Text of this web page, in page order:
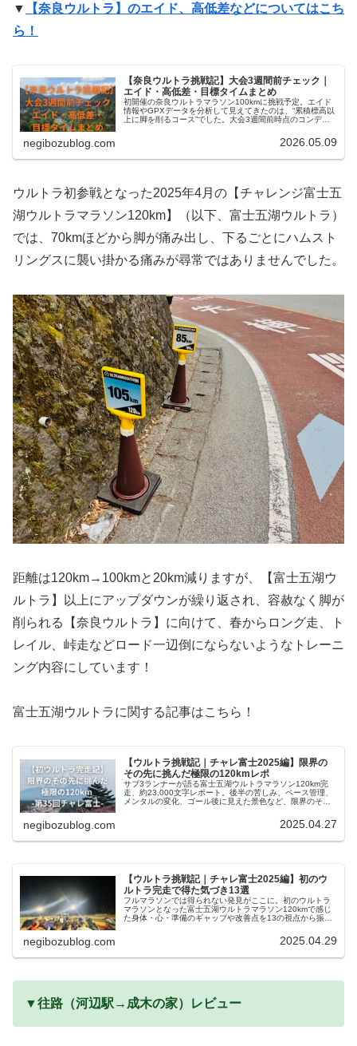
▼
【奈良ウルトラ】のエイド、高低差などについてはこち
ら！
【奈良ウルトラ挑戦記】大会3週間前チェック｜
エイド・高低差・目標タイムまとめ
初開催の奈良ウルトラマラソン100kmに挑戦予定。エイド
情報やGPXデータを分析して見えてきたのは、“累積標高以
上に脚を削るコース”でした。大会3週間前時点のコンディ
negibozublog.com 2026.05.09
ウルトラ初参戦となった2025年4月の【チャレンジ富士五
湖ウルトラマラソン120km】（以下、富士五湖ウルトラ）
では、70kmほどから脚が痛み出し、下るごとにハムスト
リングスに襲い掛かる痛みが尋常ではありませんでした。
距離は120km→100kmと20km減りますが、【富士五湖ウ
ルトラ】以上にアップダウンが繰り返され、容赦なく脚が
削られる【奈良ウルトラ】に向けて、春からロング走、ト
レイル、峠走などロード一辺倒にならないようなトレーニ
ング内容にしています！
富士五湖ウルトラに関する記事はこちら！
【ウルトラ挑戦記｜チャレ富士2025編】限界の
その先に挑んだ極限の120kmレポ
サブ3ランナーが語る富士五湖ウルトラマラソン120km完
走、約23,000文字レポート。後半の苦しみ、ペース管理、
メンタルの変化、ゴール後に見えた景色など、限界のその
negibozublog.com 2025.04.27
【ウルトラ挑戦記｜チャレ富士2025編】初のウ
ルトラ完走で得た気づき13選
フルマラソンでは得られない発見がここに。初のウルトラ
マラソンとなった富士五湖ウルトラマラソン120kmで感じ
た身体・心・準備のギャップや改善点を13の視点から振り
negibozublog.com 2025.04.29
▼往路（河辺駅→成木の家）レビュー